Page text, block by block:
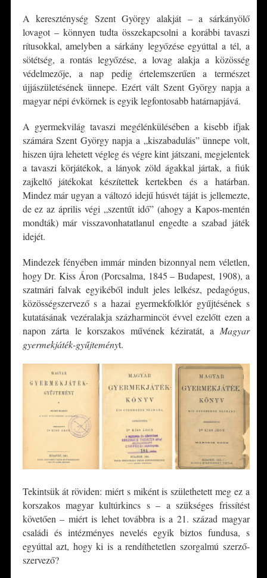
A kereszténység Szent György alakját – a sárkányölő
lovagot – könnyen tudta összekapcsolni a korábbi tavaszi
rítusokkal, amelyben a sárkány legyőzése egyúttal a tél, a
sötétség, a rontás legyőzése, a lovag alakja a közösség
védelmezője, a nap pedig értelemszerűen a természet
újjászületésének ünnepe. Ezért vált Szent György napja a
magyar népi évkörnek is egyik legfontosabb határnapjává.
A gyermekvilág tavaszi megélénkülésében a kisebb ifjak
számára Szent György napja a „kiszabadulás” ünnepe volt,
hiszen újra lehetett végleg és végre kint játszani, megjelentek
a tavaszi körjátékok, a lányok zöld ágakkal jártak, a fiúk
zajkeltő játékokat készítettek kertekben és a határban.
Mindez már ugyan a változó idejű húsvét táját is jellemezte,
de ez az április végi „szentűt idő” (ahogy a Kapos-mentén
mondták) már visszavonhatatlanul engedte a szabad játék
idejét.
Mindezek fényében immár minden bizonnyal nem véletlen,
hogy Dr. Kiss Áron (Porcsalma, 1845 – Budapest, 1908), a
szatmári falvak egyikéből indult jeles lelkész, pedagógus,
közösségszervező s a hazai gyermekfolklór gyűjtésének s
kutatásának vezéralakja százharmincöt évvel ezelőtt ezen a
napon zárta le korszakos művének kéziratát, a Magyar
gyermekjáték-gyűjteményt.
Tekintsük át röviden: miért s miként is születhetett meg ez a
korszakos magyar kultúrkincs s – a szükséges frissítést
követően – miért is lehet továbbra is a 21. század magyar
családi és intézményes nevelés egyik biztos fundusa, s
egyúttal azt, hogy ki is a rendíthetetlen szorgalmú szerző-
szervező?